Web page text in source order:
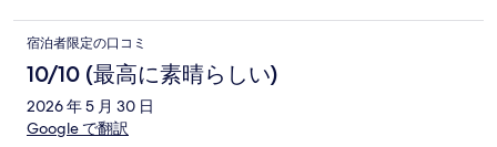
hallway, which very much affected the quality of sleep.
宿泊者限定の口コミ
10/10 (最高に素晴らしい)
2026 年 5 月 30 日
Google で翻訳